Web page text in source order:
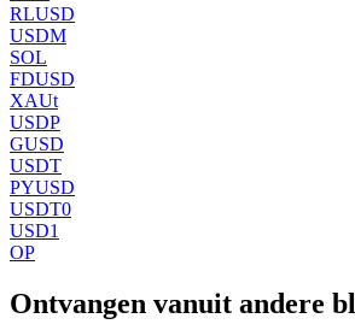
RLUSD
USDM
SOL
FDUSD
XAUt
USDP
GUSD
USDT
PYUSD
USDT0
USD1
OP
Ontvangen vanuit andere